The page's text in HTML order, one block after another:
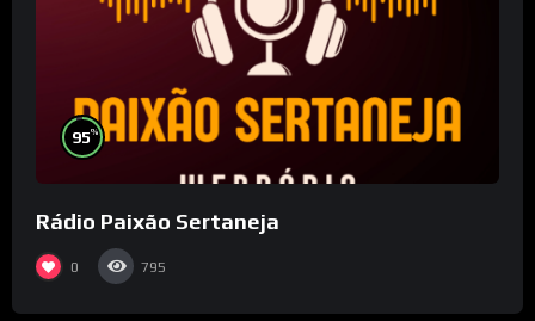
95%
Rádio Paixão Sertaneja
0 795